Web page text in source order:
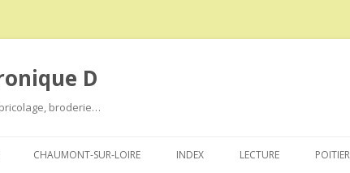
D
broderie…
au
CHAUMONT-SUR-LOIRE INDEX LECTURE